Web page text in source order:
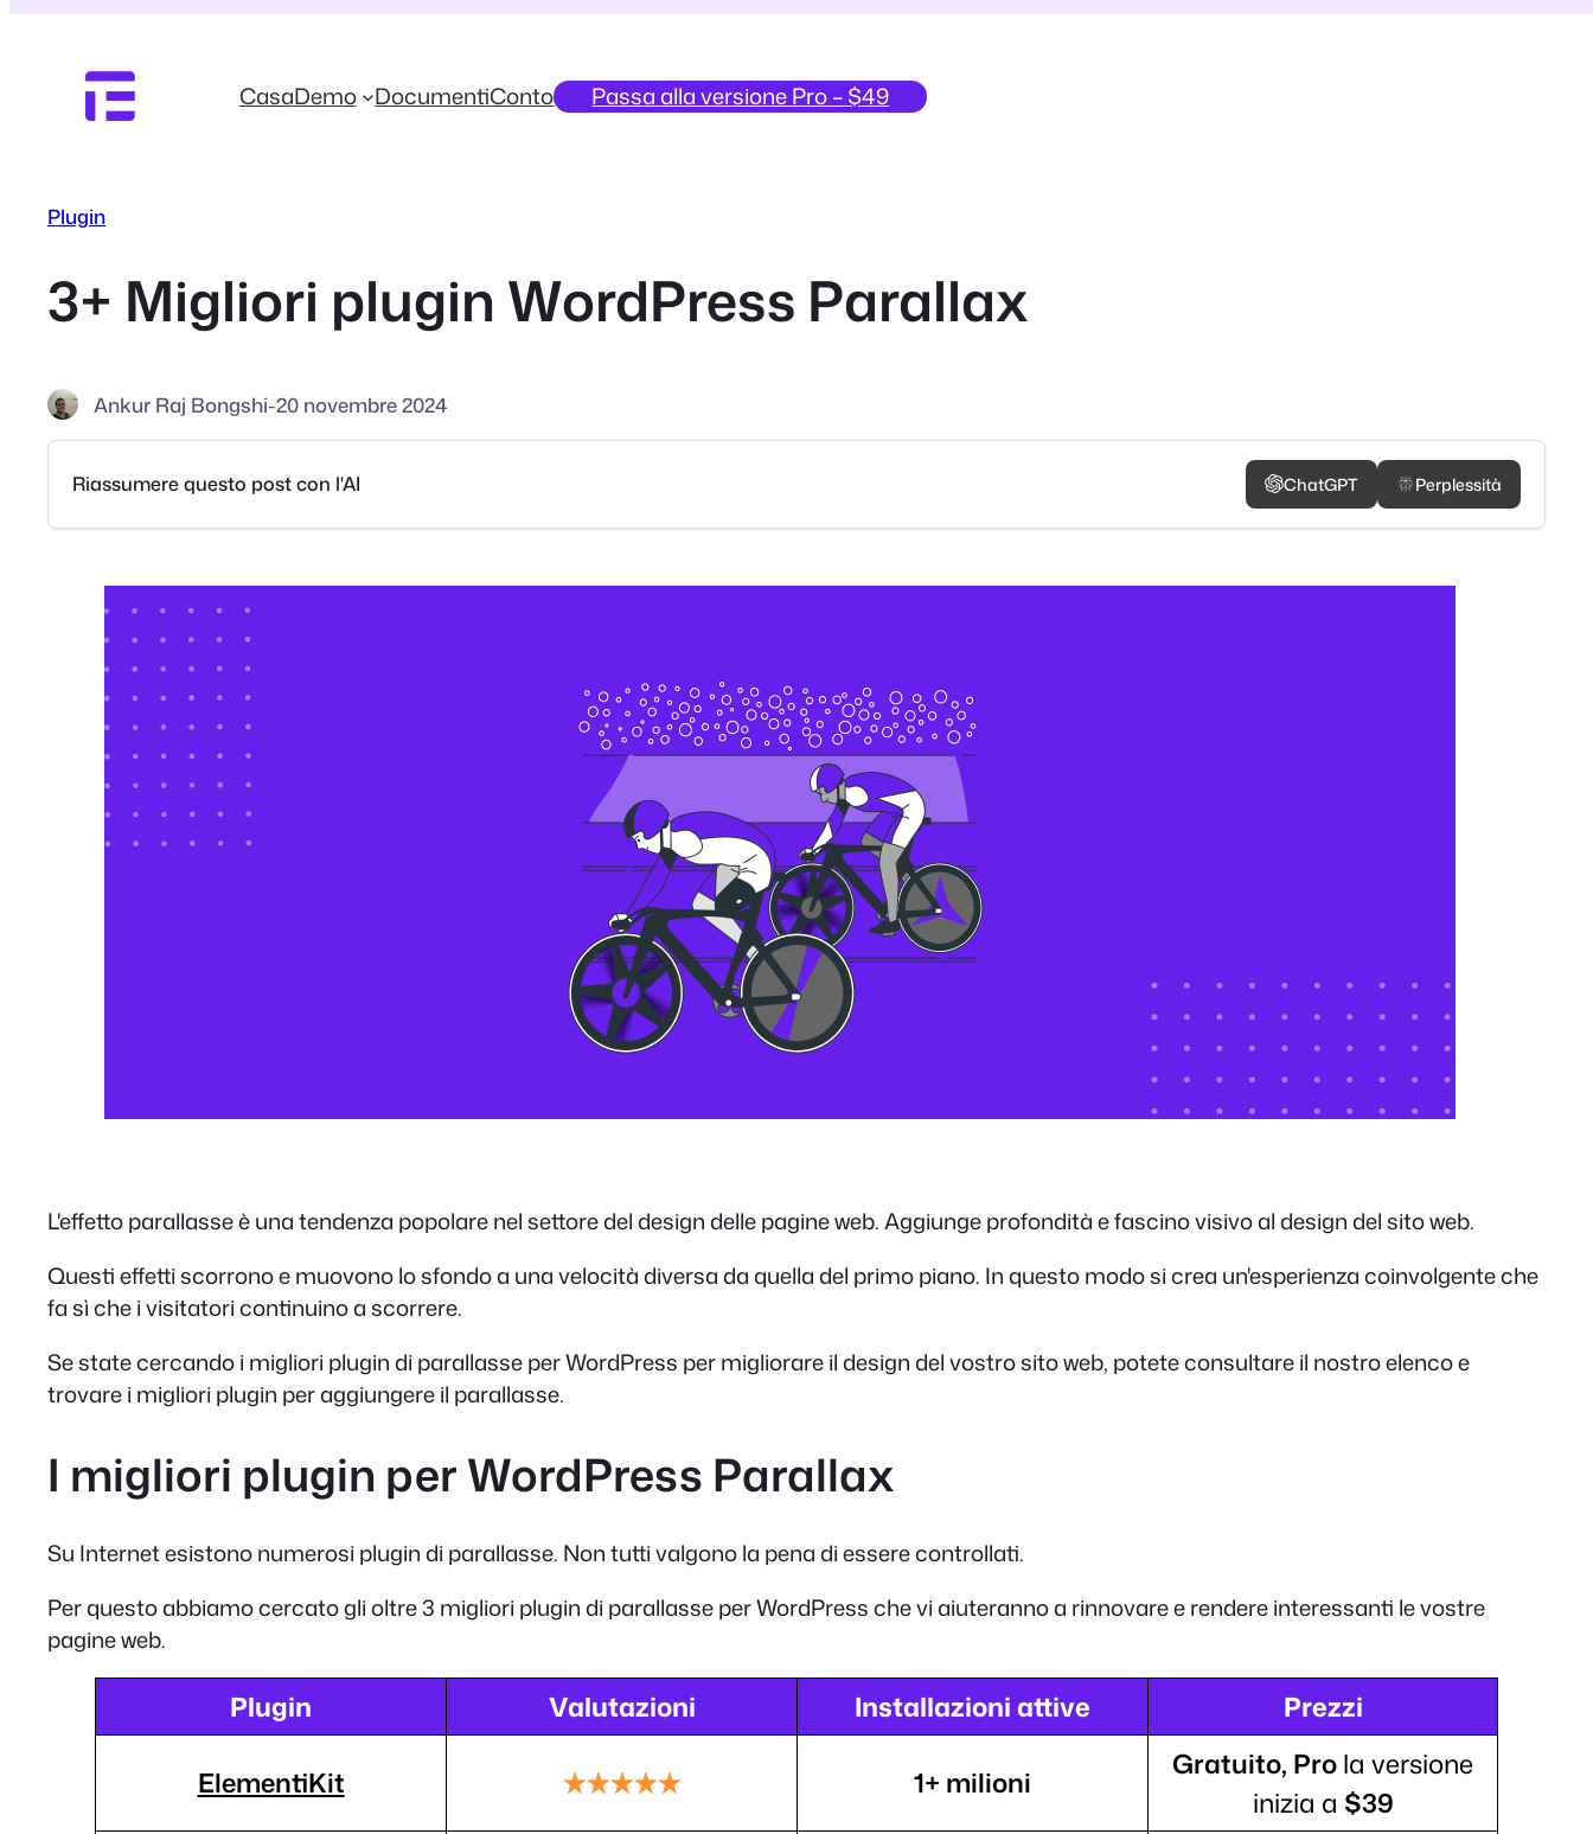
contenuto
CasaDemo DocumentiConto Passa alla versione Pro – $49
Plugin
3+ Migliori plugin WordPress Parallax
Ankur Raj Bongshi-20 novembre 2024
Riassumere questo post con l'AI ChatGPT Perplessità
L'effetto parallasse è una tendenza popolare nel settore del design delle pagine web. Aggiunge profondità e fascino visivo al design del sito web.
Questi effetti scorrono e muovono lo sfondo a una velocità diversa da quella del primo piano. In questo modo si crea un'esperienza coinvolgente che
fa sì che i visitatori continuino a scorrere.
Se state cercando i migliori plugin di parallasse per WordPress per migliorare il design del vostro sito web, potete consultare il nostro elenco e
trovare i migliori plugin per aggiungere il parallasse.
I migliori plugin per WordPress Parallax
Su Internet esistono numerosi plugin di parallasse. Non tutti valgono la pena di essere controllati.
Per questo abbiamo cercato gli oltre 3 migliori plugin di parallasse per WordPress che vi aiuteranno a rinnovare e rendere interessanti le vostre
pagine web.
Plugin Valutazioni Installazioni attive Prezzi
ElementiKit 1+ milioni
Gratuito, Prola versione
inizia a $39